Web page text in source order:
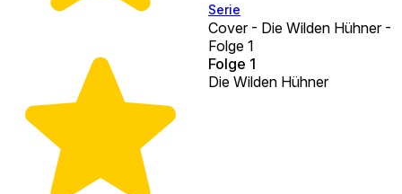
Serie
Cover - Die Wilden Hühner -
Folge 1
Folge 1
Die Wilden Hühner